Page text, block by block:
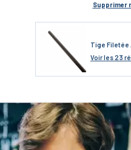
Supprimer
Tige Filetée
Voirles 23